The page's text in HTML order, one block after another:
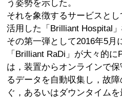
う姿勢を示した。
それを象徴するサービスと
活用した「Brilliant Hospital
その第一弾として2016年5月
「Brilliant RaDi」が大々的
は，装置からオンラインで
るデータを自動収集し，故
ぐ，あるいはダウンタイム